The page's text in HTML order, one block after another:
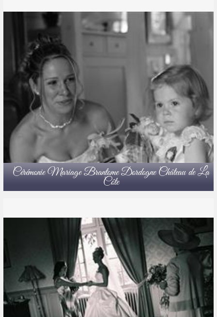
Cérémonie Mariage Brantome Dordogne Château de La
Côte